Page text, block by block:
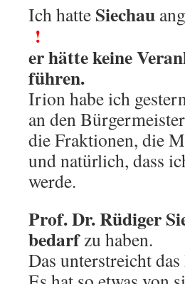
Ich hatte Siechau
!
er hätte keine
führen.
Irion habe ich
an den
die Fraktionen, die
und natürlich, dass
werde.
Prof. Dr. Rüdiger
bedarfzu haben.
Das unterstreicht